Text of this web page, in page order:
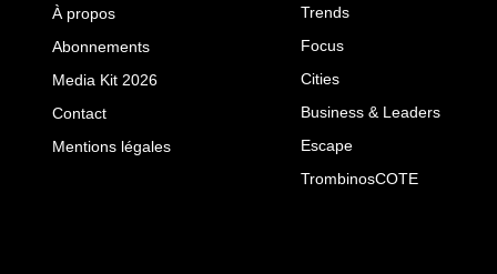
À propos
Abonnements
Media Kit 2026
Contact
Mentions légales
Trends
Focus
Cities
Business & Leaders
Escape
TrombinosCOTE